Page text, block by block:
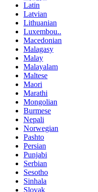
Latin
Latvian
Lithuanian
Luxembou..
Macedonian
Malagasy
Malay
Malayalam
Maltese
Maori
Marathi
Mongolian
Burmese
Nepali
Norwegian
Pashto
Persian
Punjabi
Serbian
Sesotho
Sinhala
Slovak